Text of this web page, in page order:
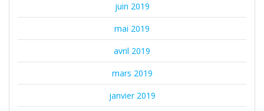
juin 2019
mai 2019
avril 2019
mars 2019
janvier 2019